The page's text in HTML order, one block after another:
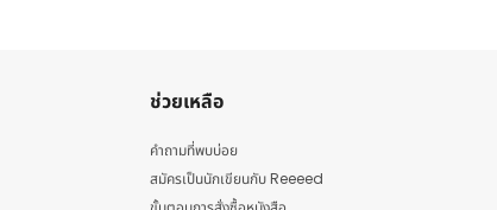
ช่วยเหลือ
คำถามที่พบบ่อย
สมัครเป็นนักเขียนกับ Reeeed